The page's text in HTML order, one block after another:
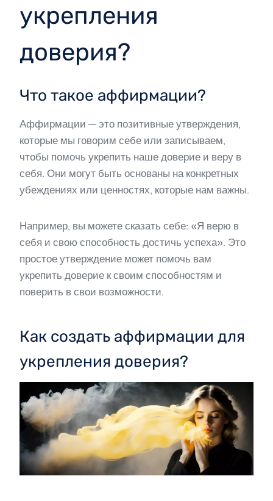
укрепления
доверия?
Что такое аффирмации?
Аффирмации — это позитивные утверждения,
которые мы говорим себе или записываем,
чтобы помочь укрепить наше доверие и веру в
себя. Они могут быть основаны на конкретных
убеждениях или ценностях, которые нам важны.
Например, вы можете сказать себе: «Я верю в
себя и свою способность достичь успеха». Это
простое утверждение может помочь вам
укрепить доверие к своим способностям и
поверить в свои возможности.
Как создать аффирмации для
укрепления доверия?